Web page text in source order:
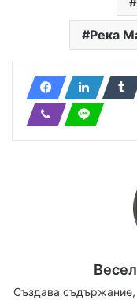
Река
Създава съдържание,